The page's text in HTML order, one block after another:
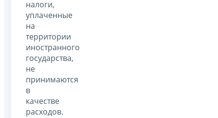
налоги,
уплаченные
на
территории
иностранного
государства,
не
принимаются
в
качестве
расходов.